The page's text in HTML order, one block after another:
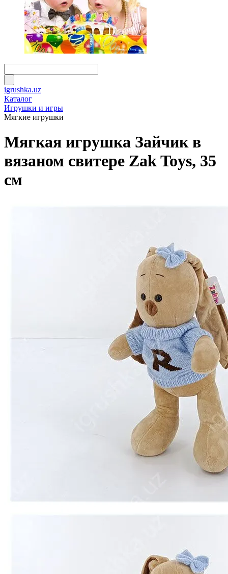
igrushka.uz
Каталог
Игрушки и игры
Мягкие игрушки
Мягкая игрушка Зайчик в
вязаном свитере Zak Toys, 35
см